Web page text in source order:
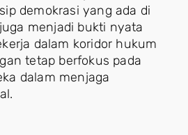
demokrasi yang ada di
menjadi bukti nyata
dalam koridor hukum
tetap berfokus pada
dalam menjaga